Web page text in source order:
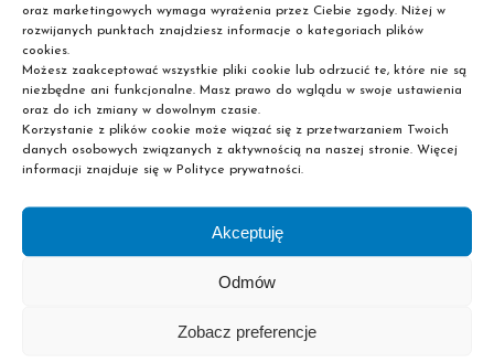
oraz marketingowych wymaga wyrażenia przez Ciebie zgody. Niżej w
rozwijanych punktach znajdziesz informacje o kategoriach plików
cookies.
Możesz zaakceptować wszystkie pliki cookie lub odrzucić te, które nie są
niezbędne ani funkcjonalne. Masz prawo do wglądu w swoje ustawienia
oraz do ich zmiany w dowolnym czasie.
Korzystanie z plików cookie może wiązać się z przetwarzaniem Twoich
danych osobowych związanych z aktywnością na naszej stronie. Więcej
informacji znajduje się w Polityce prywatności.
Akceptuję
Odmów
Zobacz preferencje
Chcesz kontynuować swoją edukację na jednym z
naszych kierunków? Nie zwlekaj i już teraz zarezerwuj
sobie miejsce w pobliskiej placówce dokonując zapisu
on-line! Liczba miejsc jest ograniczona, dlatego im
szybciej wypełnisz formularz, tym większa szansa, że już
wkrótce staniesz się słuchaczem jednej z naszych szkół
Cię kierunek oraz pożądane miasto i podasz nam swoje
aby podjąć naukę w jednej ze szkół policealnych Pascal